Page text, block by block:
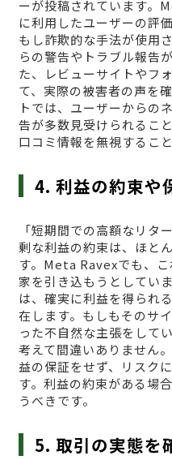
ーが投稿されています。
に利用したユーザーの評
もし詐欺的な手法が使用
らの警告やトラブル報告
た、レビューサイトやフ
て、実際の被害者の声を
トでは、ユーザーからの
告が多数見受けられるこ
口コミ情報を無視するこ
4. 利益の約束や
「短期間での高額なリタ
剰な利益の約束は、ほと
す。Meta Ravexでも、
家を引き込もうとしてい
は、確実に利益を得られ
在します。もしもそのサ
った不自然な主張をして
考えて間違いありません
益の保証をせず、リスク
す。利益の約束がある場
うべきです。
5. 取引の実態を